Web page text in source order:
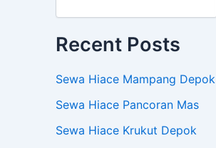
Recent Posts
Sewa Hiace Mampang Depok
Sewa Hiace Pancoran Mas
Sewa Hiace Krukut Depok